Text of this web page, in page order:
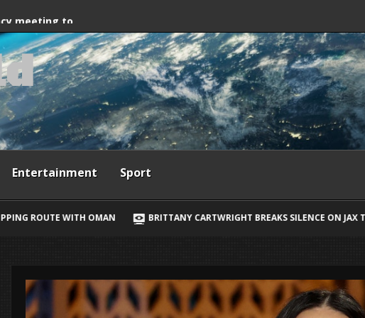
Ewan McGregor
meeting to
crossings
d
Entertainment Sport
CARTWRIGHT BREAKS SILENCE ON JAX TAYLOR, LORI KREBS ROMANCE